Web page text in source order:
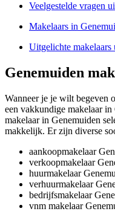
Veelgestelde vragen
Makelaars in
Uitgelichte makelaars
Genemuiden
Wanneer je je wilt begeven
een vakkundige makelaar
makelaar in Genemuiden
makkelijk. Er zijn diverse
aankoopmakelaar
verkoopmakelaar
huurmakelaar
verhuurmakelaar
bedrijfsmakelaar
vnm makelaar